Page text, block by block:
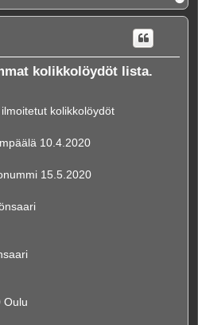
l
ö
kolikkolöydöt lista.
kolikkolöydöt
10.4.2020
15.5.2020
Oulu